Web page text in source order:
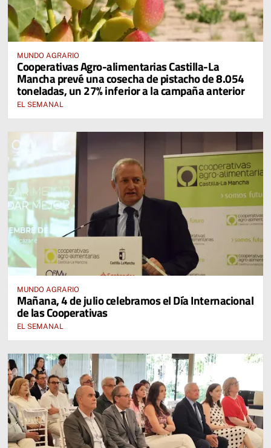
MUNDO AGRARIO
Cooperativas Agro-alimentarias Castilla-La
Mancha prevé una cosecha de pistacho de 8.054
toneladas, un 27% inferior a la campaña anterior
EL SEMANAL
MUNDO AGRARIO
Mañana, 4 de julio celebramos el Día Internacional
de las Cooperativas
EL SEMANAL